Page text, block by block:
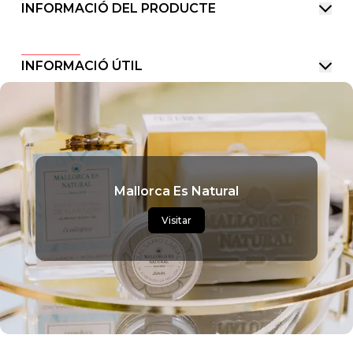
INFORMACIÓ DEL PRODUCTE
INFORMACIÓ ÚTIL
Mallorca Es Natural
Visitar